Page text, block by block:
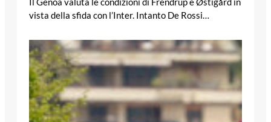
vista della sfida con l’Inter. Intanto De Rossi…